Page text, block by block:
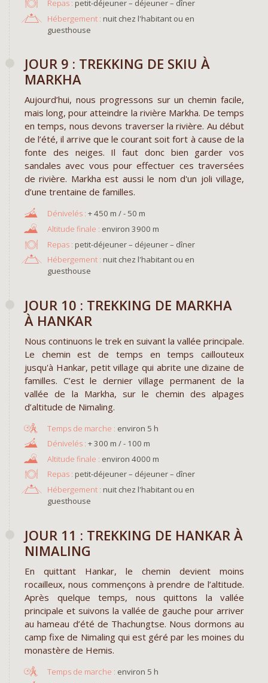
Repas : petit-déjeuner – déjeuner – dîner
Hébergement : nuit chez l'habitant ou en
guesthouse
JOUR 9 : TREKKING DE SKIU À
MARKHA
Aujourd’hui, nous progressons sur un chemin facile,
mais long, pour atteindre la rivière Markha. De temps
en temps, nous devons traverser la rivière. Au début
de l’été, il arrive que le courant soit fort à cause de la
fonte des neiges. Il faut donc bien garder vos
sandales avec vous pour effectuer ces traversées
de rivière. Markha est aussi le nom d'un joli village,
d’une trentaine de familles.
+ 450 m / - 50 m
environ 3900 m
Repas : petit-déjeuner – déjeuner – dîner
Hébergement : nuit chez l'habitant ou en
guesthouse
JOUR 10 : TREKKING DE MARKHA
À HANKAR
Nous continuons le trek en suivant la vallée principale.
Le chemin est de temps en temps caillouteux
jusqu'à Hankar, petit village qui abrite une dizaine de
familles. C’est le dernier village permanent de la
vallée de la Markha, sur le chemin des alpages
d’altitude de Nimaling.
environ 5 h
+ 300 m / - 100 m
environ 4000 m
Repas : petit-déjeuner – déjeuner – dîner
Hébergement : nuit chez l'habitant ou en
guesthouse
JOUR 11 : TREKKING DE HANKAR À
NIMALING
En quittant Hankar, le chemin devient moins
rocailleux, nous commençons à prendre de l’altitude.
Après quelque temps, nous quittons la vallée
principale et suivons la vallée de gauche pour arriver
au hameau d’été de Thachungtse. Nous dormons au
camp fixe de Nimaling qui est géré par les moines du
monastère de Hemis.
environ 5 h